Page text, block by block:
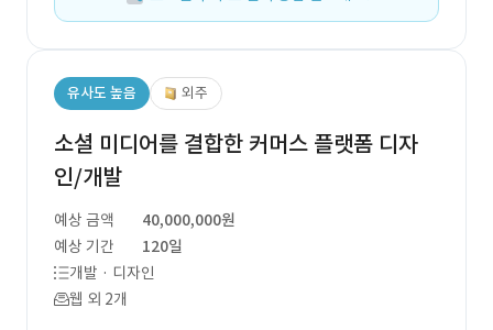
유사도 높음 외주
소셜 미디어를 결합한 커머스 플랫폼 디자
인/개발
예상 금액
40,000,000원
예상 기간
120일
개발 · 디자인
웹 외 2개